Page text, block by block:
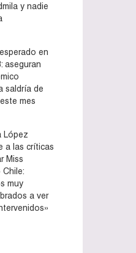
y nadie
en
aseguran
saldría de
mes
López
a las críticas
Miss
Chile:
muy
a ver